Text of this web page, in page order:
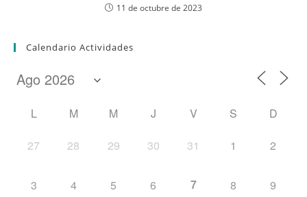
11 de octubre de 2023
Calendario Actividades
L M M J V S D
27 28 29 30 31 1 2
3 4 5 6 7 8 9